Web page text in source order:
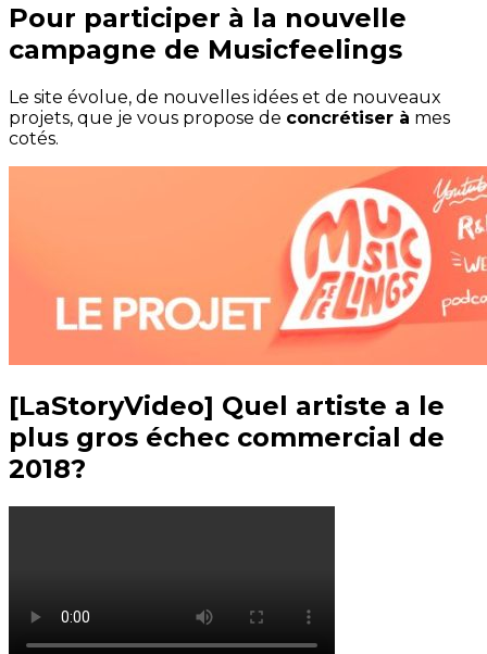
Pour participer à la nouvelle
campagne de Musicfeelings
Le site évolue, de nouvelles idées et de nouveaux
projets, que je vous propose de concrétiser à mes
cotés.
[LaStoryVideo] Quel artiste a le
plus gros échec commercial de
2018?